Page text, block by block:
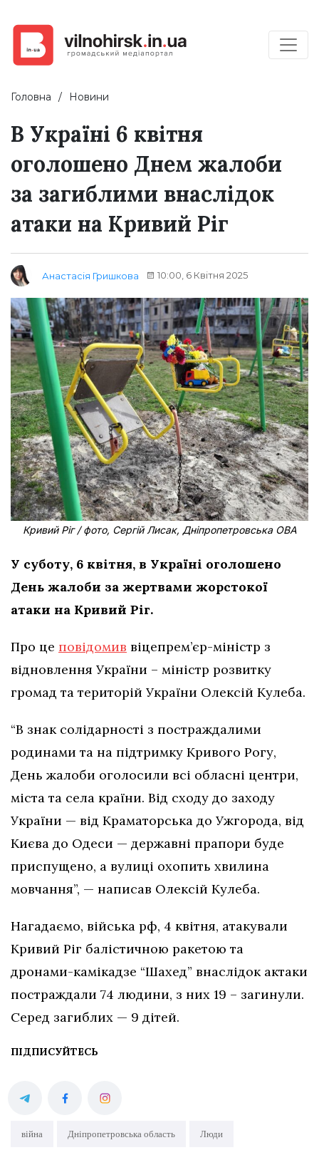
Головна Новини
В Україні 6 квітня
оголошено Днем жалоби
за загиблими внаслідок
атаки на Кривий Ріг
Анастасія Гришкова 10:00, 6 Квітня 2025
Кривий Ріг / фото, Сергій Лисак, Дніпропетровська ОВА
У суботу, 6 квітня, в Україні оголошено
День жалоби за жертвами жорстокої
атаки на Кривий Ріг.
Про це повідомив віцепрем’єр-міністр з
відновлення України – міністр розвитку
громад та територій України Олексій Кулеба.
“В знак солідарності з постраждалими
родинами та на підтримку Кривого Рогу,
День жалоби оголосили всі обласні центри,
міста та села країни. Від сходу до заходу
України — від Краматорська до Ужгорода, від
Києва до Одеси — державні прапори буде
приспущено, а вулиці охопить хвилина
мовчання”, — написав Олексій Кулеба.
Нагадаємо, війська рф, 4 квітня, атакували
Кривий Ріг балістичною ракетою та
дронами-камікадзе “Шахед” внаслідок актаки
постраждали 74 людини, з них 19 – загинули.
Серед загиблих — 9 дітей.
ПІДПИСУЙТЕСЬ
війна Дніпропетровська область Люди